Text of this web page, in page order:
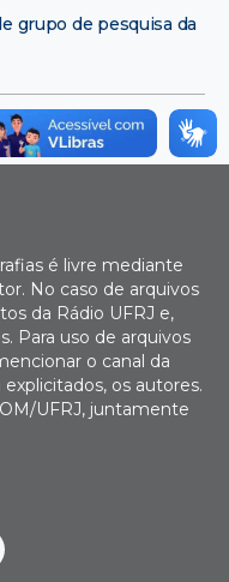
grupo de pesquisa da
é livre mediante
No caso de arquivos
da Rádio UFRJ e,
Para uso de arquivos
o canal da
os autores.
UFRJ, juntamente